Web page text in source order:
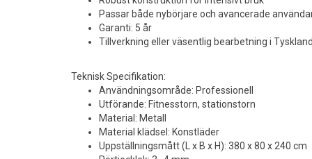
Passar både nybörjare och avancerade
Garanti: 5 år
Tillverkning eller väsentlig bearbetning i Tyskland
Teknisk Specifikation:
Användningsområde: Professionell
Utförande: Fitness­torn, stationstorn
Material: Metall
Material klädsel: Konstläder
Uppställningsmått (L x B x H): 380 x 80 x 240 cm